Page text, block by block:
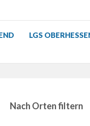
LGS
Nach Orten filtern